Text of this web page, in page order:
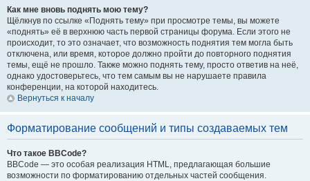
Как мне вновь поднять мою тему?
Щёлкнув по ссылке «Поднять тему» при просмотре темы, вы можете
«поднять» её в верхнюю часть первой страницы форума. Если этого не
происходит, то это означает, что возможность поднятия тем могла быть
отключена, или время, которое должно пройти до повторного поднятия
темы, ещё не прошло. Также можно поднять тему, просто ответив на неё,
однако удостоверьтесь, что тем самым вы не нарушаете правила
конференции, на которой находитесь.
Вернуться к началу
Форматирование сообщений и типы создаваемых тем
Что такое BBCode?
BBCode — это особая реализация HTML, предлагающая большие
возможности по форматированию отдельных частей сообщения.